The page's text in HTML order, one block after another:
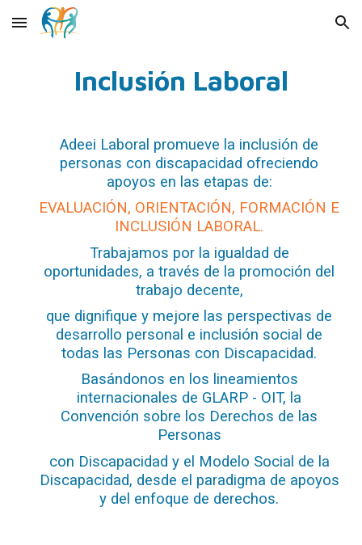
Skip to main content Skip to navigation
Inclusión Laboral
Adeei Laboral promueve la inclusión de
personas con discapacidad ofreciendo
apoyos en las etapas de:
EVALUACIÓN, ORIENTACIÓN, FORMACIÓN E
INCLUSIÓN LABORAL.
Trabajamos por la igualdad de
oportunidades, a través de la promoción del
trabajo decente,
que dignifique y mejore las perspectivas de
desarrollo personal e inclusión social de
todas las Personas con Discapacidad.
Basándonos en los lineamientos
internacionales de GLARP - OIT, la
Convención sobre los Derechos de las
Personas
con Discapacidad y el Modelo Social de la
Discapacidad, desde el paradigma de apoyos
y del enfoque de derechos.